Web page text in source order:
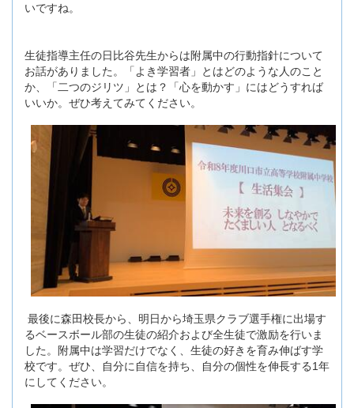
いですね。
生徒指導主任の日比谷先生からは附属中の行動指針について
お話がありました。「よき学習者」とはどのような人のこと
か、「二つのジリツ」とは？「心を動かす」にはどうすれば
いいか。ぜひ考えてみてください。
最後に森田校長から、明日から埼玉県クラブ選手権に出場す
るベースボール部の生徒の紹介および全生徒で激励を行いま
した。附属中は学習だけでなく、生徒の好きを育み伸ばす学
校です。ぜひ、自分に自信を持ち、自分の個性を伸長する1年
にしてください。